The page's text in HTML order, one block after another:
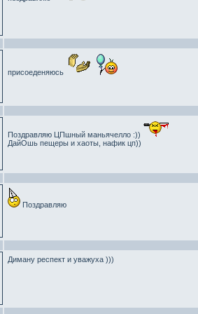
присоеденяюсь
Поздравляю ЦПшный маньячелло :))
ДайОшь пещеры и хаоты, нафик цп))
Поздравляю
Диману респект и уважуха )))